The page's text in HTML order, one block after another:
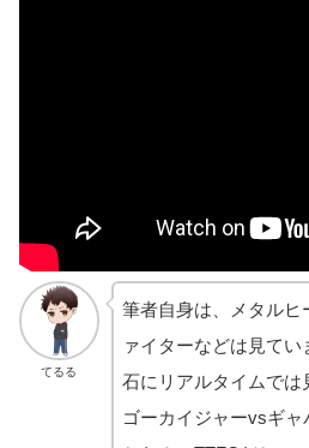
てるる
筆者自身は、メタルヒ
ァイターなどは見て
石にリアルタイムでは
ゴーカイジャーvsギャ